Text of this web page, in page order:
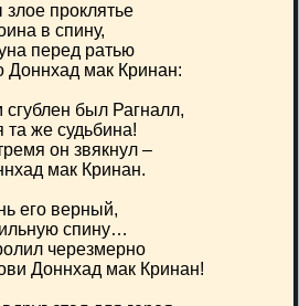
проклятье
в спину,
перед ратью
Доннхад мак Кринан:
был Рагналл,
та же судьбина!
он звякнул –
мак Кринан.
его верный,
спину…
черезмерно
Доннхад мак Кринан!